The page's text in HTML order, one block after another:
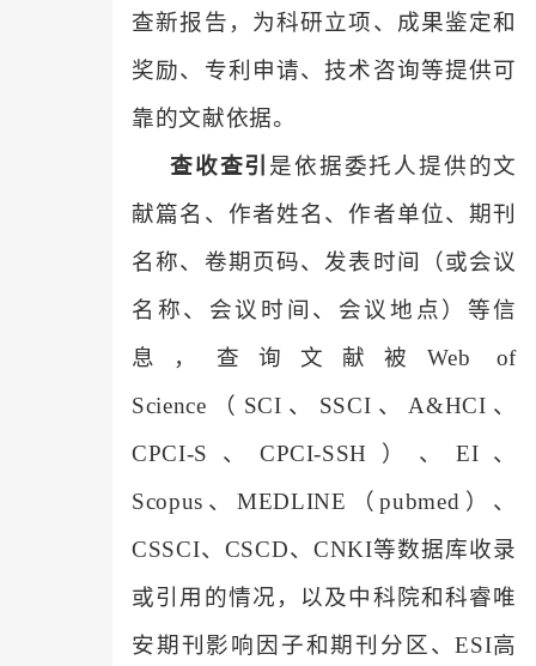
查新报告，为科研立项、成果鉴定和
奖励、专利申请、技术咨询等提供可
靠的文献依据。
查收查引 是依据委托人提供的文
献篇名、作者姓名、作者单位、期刊
名称、卷期页码、发表时间（或会议
名称、会议时间、会议地点）等信
息，查询文献被Web of
Science（SCI、SSCI、A&HCI、
CPCI-S、CPCI-SSH）、EI、
Scopus、MEDLINE （pubmed）、
CSSCI、 CSCD、 CNKI等数据库收录
或引用的情况，以及中科院和科睿唯
安期刊影响因子和期刊分区、ESI高